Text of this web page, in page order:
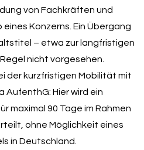
von Fachkräften und
Konzerns. Ein Übergang
– etwa zur langfristigen
nicht vorgesehen.
der kurzfristigen Mobilität mit
AufenthG: Hier wird ein
maximal 90 Tage im Rahmen
ohne Möglichkeit eines
in Deutschland.